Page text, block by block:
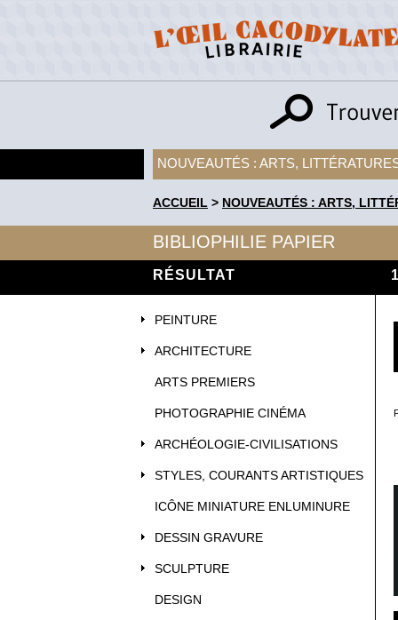
NOUVEAUTÉS : ARTS,
ACCUEIL > NOUVEAUTÉS : ARTS,
BIBLIOPHILIE PAPIER
RÉSULTAT
PEINTURE
ARCHITECTURE
ARTS PREMIERS
PHOTOGRAPHIE CINÉMA
ARCHÉOLOGIE-CIVILISATIONS
STYLES, COURANTS ARTISTIQUES
ICÔNE MINIATURE ENLUMINURE
DESSIN GRAVURE
SCULPTURE
DESIGN